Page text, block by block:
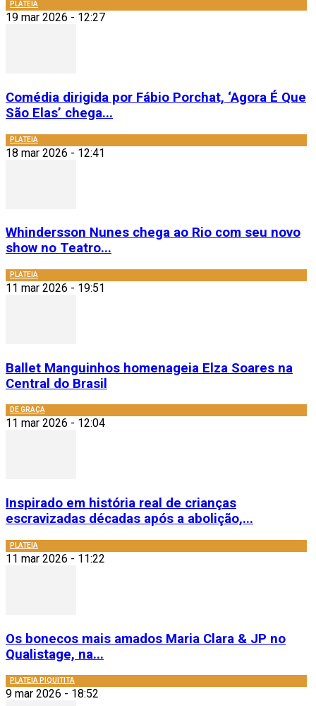
PLATEIA
19 mar 2026 - 12:27
Comédia dirigida por Fábio Porchat, ‘Agora É Que
São Elas’ chega...
PLATEIA
18 mar 2026 - 12:41
Whindersson Nunes chega ao Rio com seu novo
show no Teatro...
PLATEIA
11 mar 2026 - 19:51
Ballet Manguinhos homenageia Elza Soares na
Central do Brasil
DE GRAÇA
11 mar 2026 - 12:04
Inspirado em história real de crianças
escravizadas décadas após a abolição,...
PLATEIA
11 mar 2026 - 11:22
Os bonecos mais amados Maria Clara & JP no
Qualistage, na...
PLATEIA PIQUITITA
9 mar 2026 - 18:52